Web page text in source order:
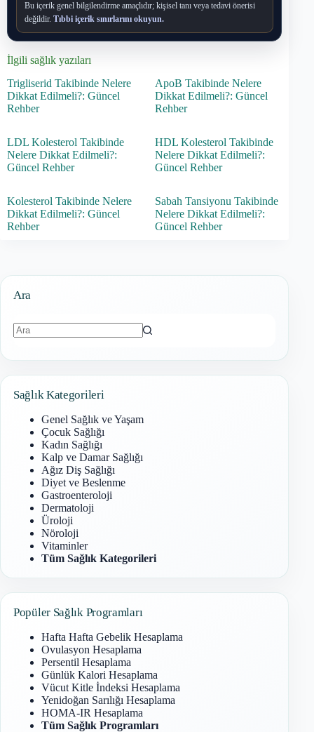
Bu içerik genel bilgilendirme amaçlıdır; kişisel tanı veya tedavi önerisi
değildir. Tıbbi içerik sınırlarını okuyun.
İlgili sağlık yazıları
Trigliserid Takibinde Nelere
Dikkat Edilmeli?: Güncel
Rehber
ApoB Takibinde Nelere
Dikkat Edilmeli?: Güncel
Rehber
LDL Kolesterol Takibinde
Nelere Dikkat Edilmeli?:
Güncel Rehber
HDL Kolesterol Takibinde
Nelere Dikkat Edilmeli?:
Güncel Rehber
Kolesterol Takibinde Nelere
Dikkat Edilmeli?: Güncel
Rehber
Sabah Tansiyonu Takibinde
Nelere Dikkat Edilmeli?:
Güncel Rehber
Ara
Sağlık Kategorileri
Genel Sağlık ve Yaşam
Çocuk Sağlığı
Kadın Sağlığı
Kalp ve Damar Sağlığı
Ağız Diş Sağlığı
Diyet ve Beslenme
Gastroenteroloji
Dermatoloji
Üroloji
Nöroloji
Vitaminler
Tüm Sağlık Kategorileri
Popüler Sağlık Programları
Hafta Hafta Gebelik Hesaplama
Ovulasyon Hesaplama
Persentil Hesaplama
Günlük Kalori Hesaplama
Vücut Kitle İndeksi Hesaplama
Yenidoğan Sarılığı Hesaplama
HOMA-IR Hesaplama
Tüm Sağlık Programları